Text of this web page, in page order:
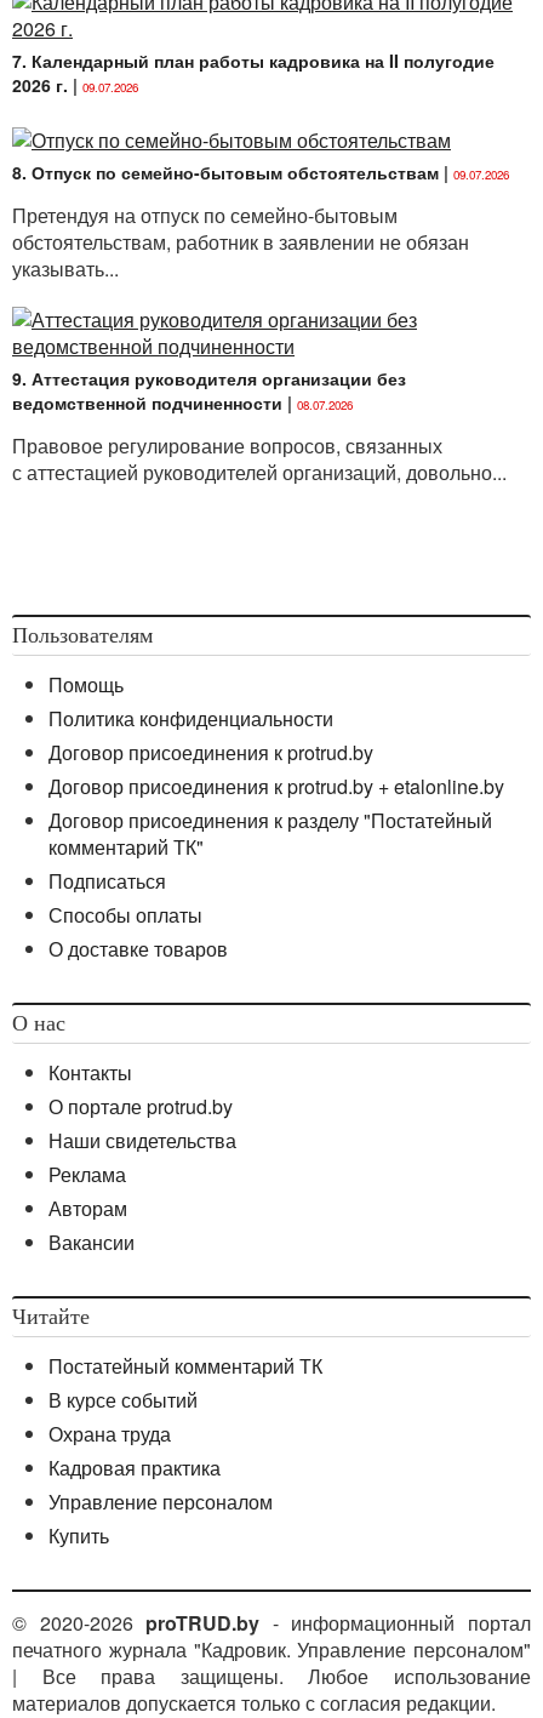
7. Календарный план работы кадровика на II полугодие
2026 г. | 09.07.2026
8. Отпуск по семейно-бытовым обстоятельствам | 09.07.2026
Претендуя на отпуск по семейно-бытовым
обстоятельствам, работник в заявлении не обязан
указывать...
9. Аттестация руководителя организации без
ведомственной подчиненности | 08.07.2026
Правовое регулирование вопросов, связанных
с аттестацией руководителей организаций, довольно...
Пользователям
Помощь
Политика конфиденциальности
Договор присоединения к protrud.by
Договор присоединения к protrud.by + etalonline.by
Договор присоединения к разделу "Постатейный
комментарий ТК"
Подписаться
Способы оплаты
О доставке товаров
О нас
Контакты
О портале protrud.by
Наши свидетельства
Реклама
Авторам
Вакансии
Читайте
Постатейный комментарий ТК
В курсе событий
Охрана труда
Кадровая практика
Управление персоналом
Купить
© 2020-2026 proTRUD.by - информационный портал
печатного журнала "Кадровик. Управление персоналом"
| Все права защищены. Любое использование
материалов допускается только с согласия редакции.